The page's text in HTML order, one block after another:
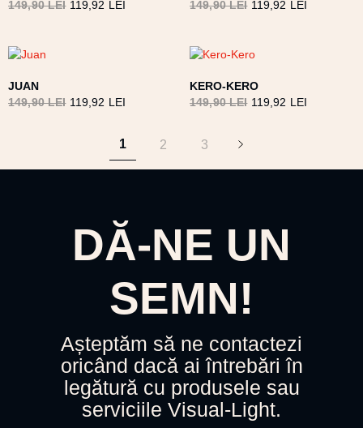
149,90LEI 119,92 LEI
149,90LEI 119,92 LEI
JUAN
149,90LEI 119,92 LEI
KERO-KERO
149,90LEI 119,92 LEI
1 2 3
DĂ-NE UN
SEMN!
Așteptăm să ne contactezi
oricând dacă ai întrebări în
legătură cu produsele sau
serviciile Visual-Light.